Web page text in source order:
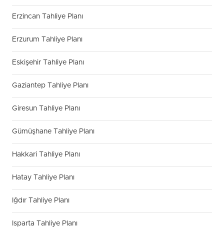
Erzincan Tahliye Planı
Erzurum Tahliye Planı
Eskişehir Tahliye Planı
Gaziantep Tahliye Planı
Giresun Tahliye Planı
Gümüşhane Tahliye Planı
Hakkari Tahliye Planı
Hatay Tahliye Planı
Iğdır Tahliye Planı
Isparta Tahliye Planı